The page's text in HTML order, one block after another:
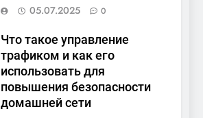
05.07.2025
0
Что такое управление
трафиком и как его
использовать для
повышения безопасности
домашней сети